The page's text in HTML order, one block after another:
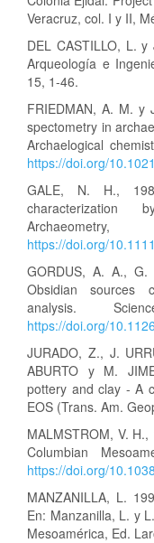
Veracruz, col. I y II,
DEL CASTILLO, L.
Arqueología e
15, 1-46.
FRIEDMAN, A. M. y
spectometry in
Archaelogical
https://doi.org/
GALE, N. H.,
characterization
https://doi.org/
GORDUS, A. A.,
Obsidian sources
analysis.
https://doi.org/
JURADO, Z., J.
ABURTO y M.
pottery and clay - A
EOS (Trans. Am.
MALMSTROM, V.
Columbian
https://doi.org/
MANZANILLA, L.
En: Manzanilla, L. y
Mesoamérica, Ed.